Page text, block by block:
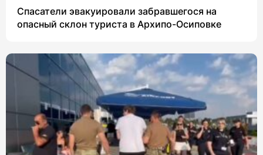
Спасатели эвакуировали забравшегося на
опасный склон туриста в Архипо-Осиповке